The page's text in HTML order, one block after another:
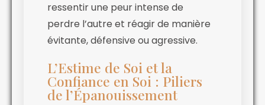
ressentir une peur intense de
perdre l’autre et réagir de manière
évitante, défensive ou agressive.
L’Estime de Soi et la
Confiance en Soi : Piliers
de l’Épanouissement